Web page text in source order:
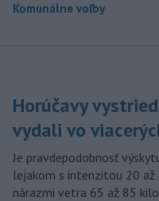
Komunálne voľby
Horúčavy
vydali vo
Je pravdepodobnosť
lejakom s intenzitou 20
nárazmi vetra 65 až 85